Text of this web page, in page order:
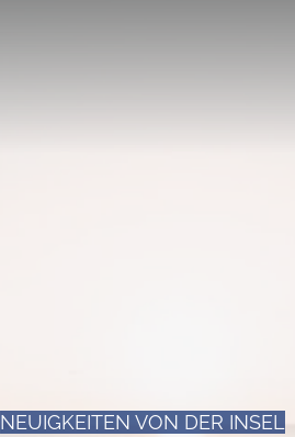
NEUIGKEITEN VON DER INSEL